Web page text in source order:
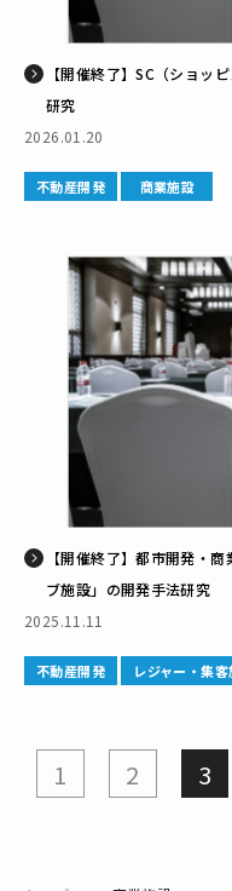
【開催終了】SC（ショッ
研究
2026.01.20
不動産開発 商業施設
【開催終了】都市開発・
ブ施設」の開発手法研究
2025.11.11
不動産開発 レジャー・集客
1 2 3